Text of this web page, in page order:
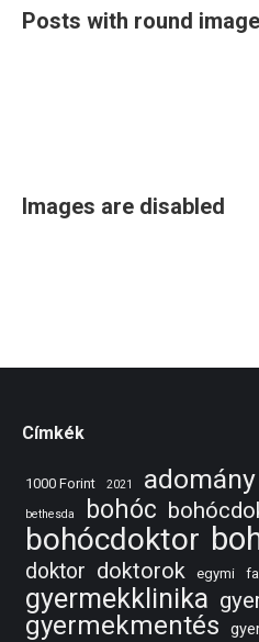
Posts with round
Images are disabled
Címkék
1000 Forint 2021 adomány
bethesda bohóc
bohócdoktor
doktor doktorok egymi
gyermekklinika
gyermekmentés